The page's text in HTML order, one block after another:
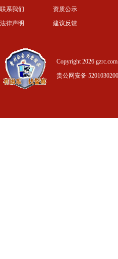
联系我们
法律声明
资质公示
建议反馈
Copyright 2026
贵公网安备